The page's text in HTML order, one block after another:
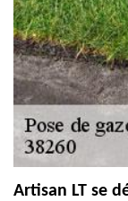
Artisan LT se